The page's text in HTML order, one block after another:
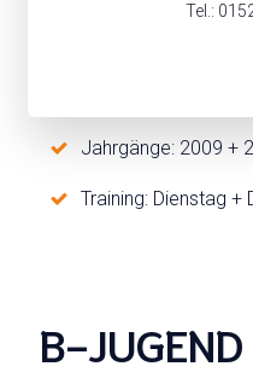
Tel.:
Jahrgänge: 2009 +
Training: Dienstag +
B-